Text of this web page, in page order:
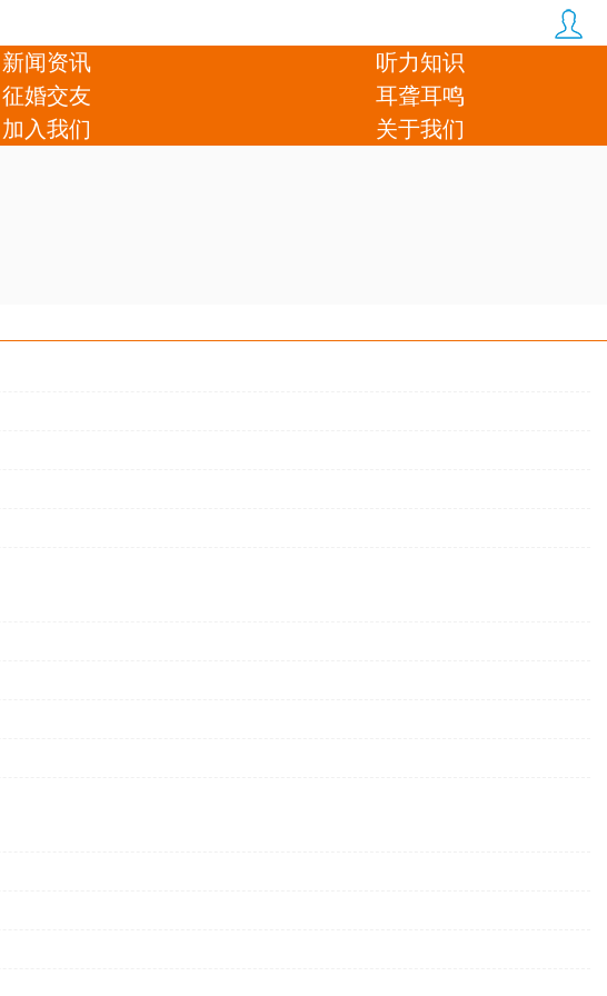
新闻资讯
听力知识
征婚交友
耳聋耳鸣
加入我们 关于我们